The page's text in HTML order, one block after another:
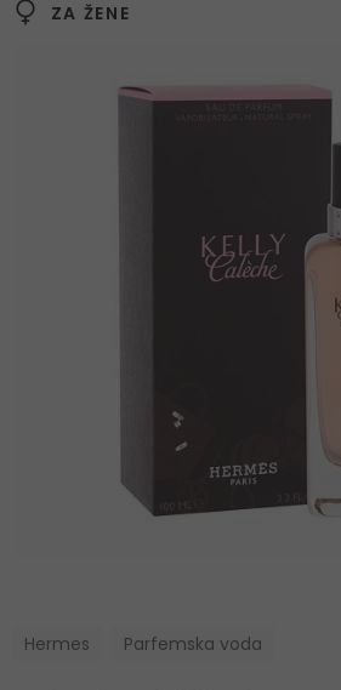
ZA ŽENE
Hermes Parfemska voda